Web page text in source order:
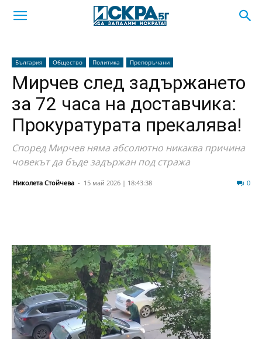
България Общество Политика Препоръчани
Мирчев след задържането
за 72 часа на доставчика:
Прокуратурата прекалява!
Според Мирчев няма абсолютно никаква причина
човекът да бъде задържан под стража
Николета Стойчева - 15 май 2026 | 18:43:38 0